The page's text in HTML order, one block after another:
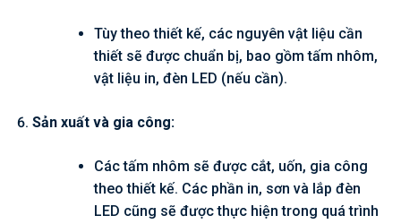
Tùy theo thiết kế, các nguyên vật liệu cần
thiết sẽ được chuẩn bị, bao gồm tấm nhôm,
vật liệu in, đèn LED (nếu cần).
Sản xuất và gia công:
Các tấm nhôm sẽ được cắt, uốn, gia công
theo thiết kế. Các phần in, sơn và lắp đèn
LED cũng sẽ được thực hiện trong quá trình